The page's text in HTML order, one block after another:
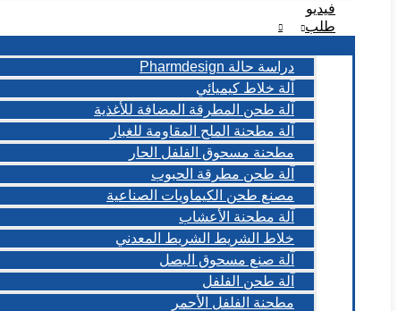
فيديو
طلب
دراسة حالة Pharmdesign
آلة خلاط كيميائي
آلة طحن المطرقة المضافة للأغذية
آلة مطحنة الملح المقاومة للغبار
مطحنة مسحوق الفلفل الحار
آلة طحن مطرقة الحبوب
مصنع طحن الكيماويات الصناعية
آلة مطحنة الأعشاب
خلاط الشريط الشريط المعدني
آلة صنع مسحوق البصل
آلة طحن الفلفل
مطحنة الفلفل الأحمر